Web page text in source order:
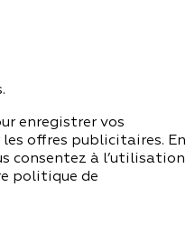
enregistrer vos
offres publicitaires. En
consentez à l’utilisation
politique de